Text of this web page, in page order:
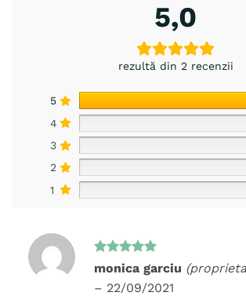
5,0
rezultă din 2 recenzii
5
4
3
2
1
Evaluat la
monica garciu
– 22/09/2021